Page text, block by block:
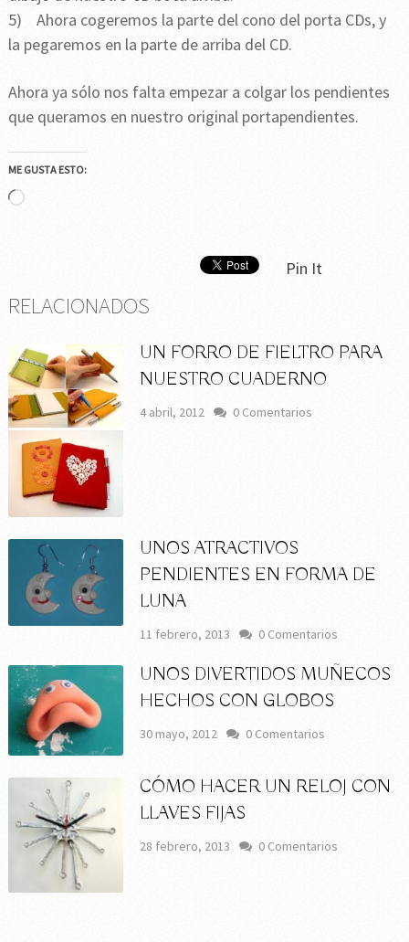
5) Ahora cogeremos la parte del cono del porta CDs, y
la pegaremos en la parte de arriba del CD.
Ahora ya sólo nos falta empezar a colgar los pendientes
que queramos en nuestro original portapendientes.
ME GUSTA ESTO:
Cargando...
Pin It
RELACIONADOS
UN FORRO DE FIELTRO PARA
NUESTRO CUADERNO
4 abril, 2012 0 Comentarios
UNOS ATRACTIVOS
PENDIENTES EN FORMA DE
LUNA
11 febrero, 2013 0 Comentarios
UNOS DIVERTIDOS MUÑECOS
HECHOS CON GLOBOS
30 mayo, 2012 0 Comentarios
CÓMO HACER UN RELOJ CON
LLAVES FIJAS
28 febrero, 2013 0 Comentarios